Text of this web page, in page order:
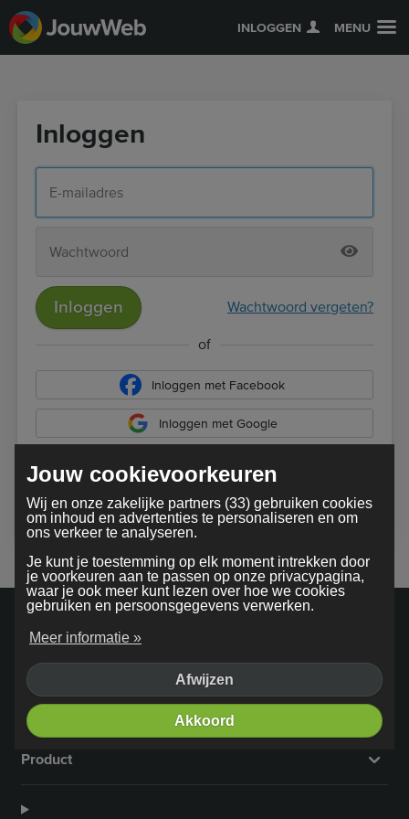
INLOGGEN MENU
Inloggen
Inloggen Wachtwoord vergeten?
of
Inloggen met Facebook
Inloggen met Google
algemene voorwaarden
Bedrijf
Product
Jouw cookievoorkeuren
Wij en onze zakelijke partners (33) gebruiken cookies
om inhoud en advertenties te personaliseren en om
ons verkeer te analyseren.
Je kunt je toestemming op elk moment intrekken door
je voorkeuren aan te passen op onze privacypagina,
waar je ook meer kunt lezen over hoe we cookies
gebruiken en persoonsgegevens verwerken.
Meer informatie »
Afwijzen
Akkoord